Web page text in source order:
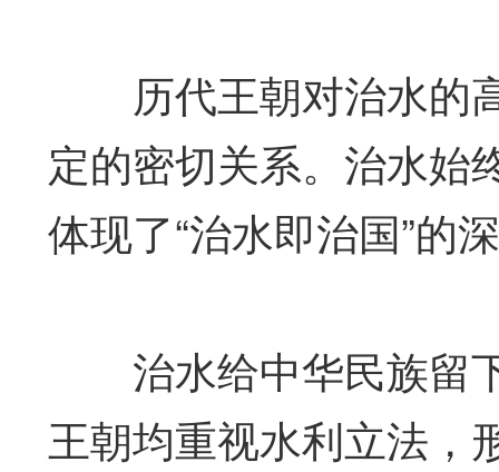
历代王朝对治水的
定的密切关系。治水始
体现了“治水即治国”的
治水给中华民族留
王朝均重视水利立法，